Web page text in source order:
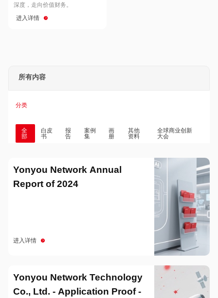
深度，走向价值财务。
进入详情
所有内容
分类
全
部
白皮
书
报
告
案例
集
画
册
其他
资料
全球商业创新
大会
Yonyou Network Annual
Report of 2024
进入详情
Yonyou Network Technology
Co., Ltd. - Application Proof -